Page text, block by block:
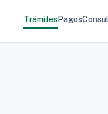
TrámitesPagos